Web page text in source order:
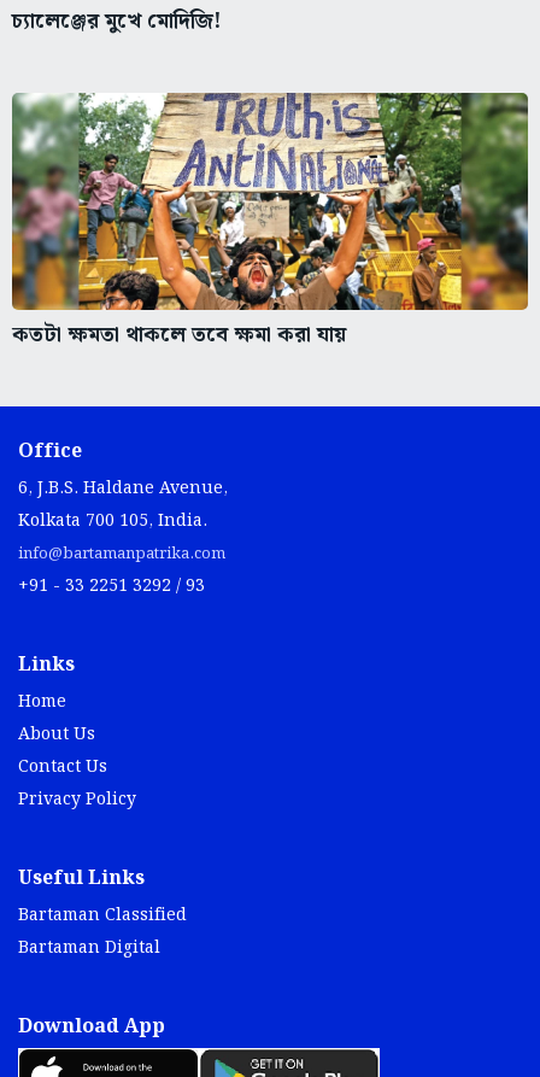
চ্যালেঞ্জের মুখে মোদিজি!
কতটা ক্ষমতা থাকলে তবে ক্ষমা করা যায়
Office
6, J.B.S. Haldane Avenue,
Kolkata 700 105, India.
info@bartamanpatrika.com
+91 - 33 2251 3292 / 93
Links
Home
About Us
Contact Us
Privacy Policy
Useful Links
Bartaman Classified
Bartaman Digital
Download App